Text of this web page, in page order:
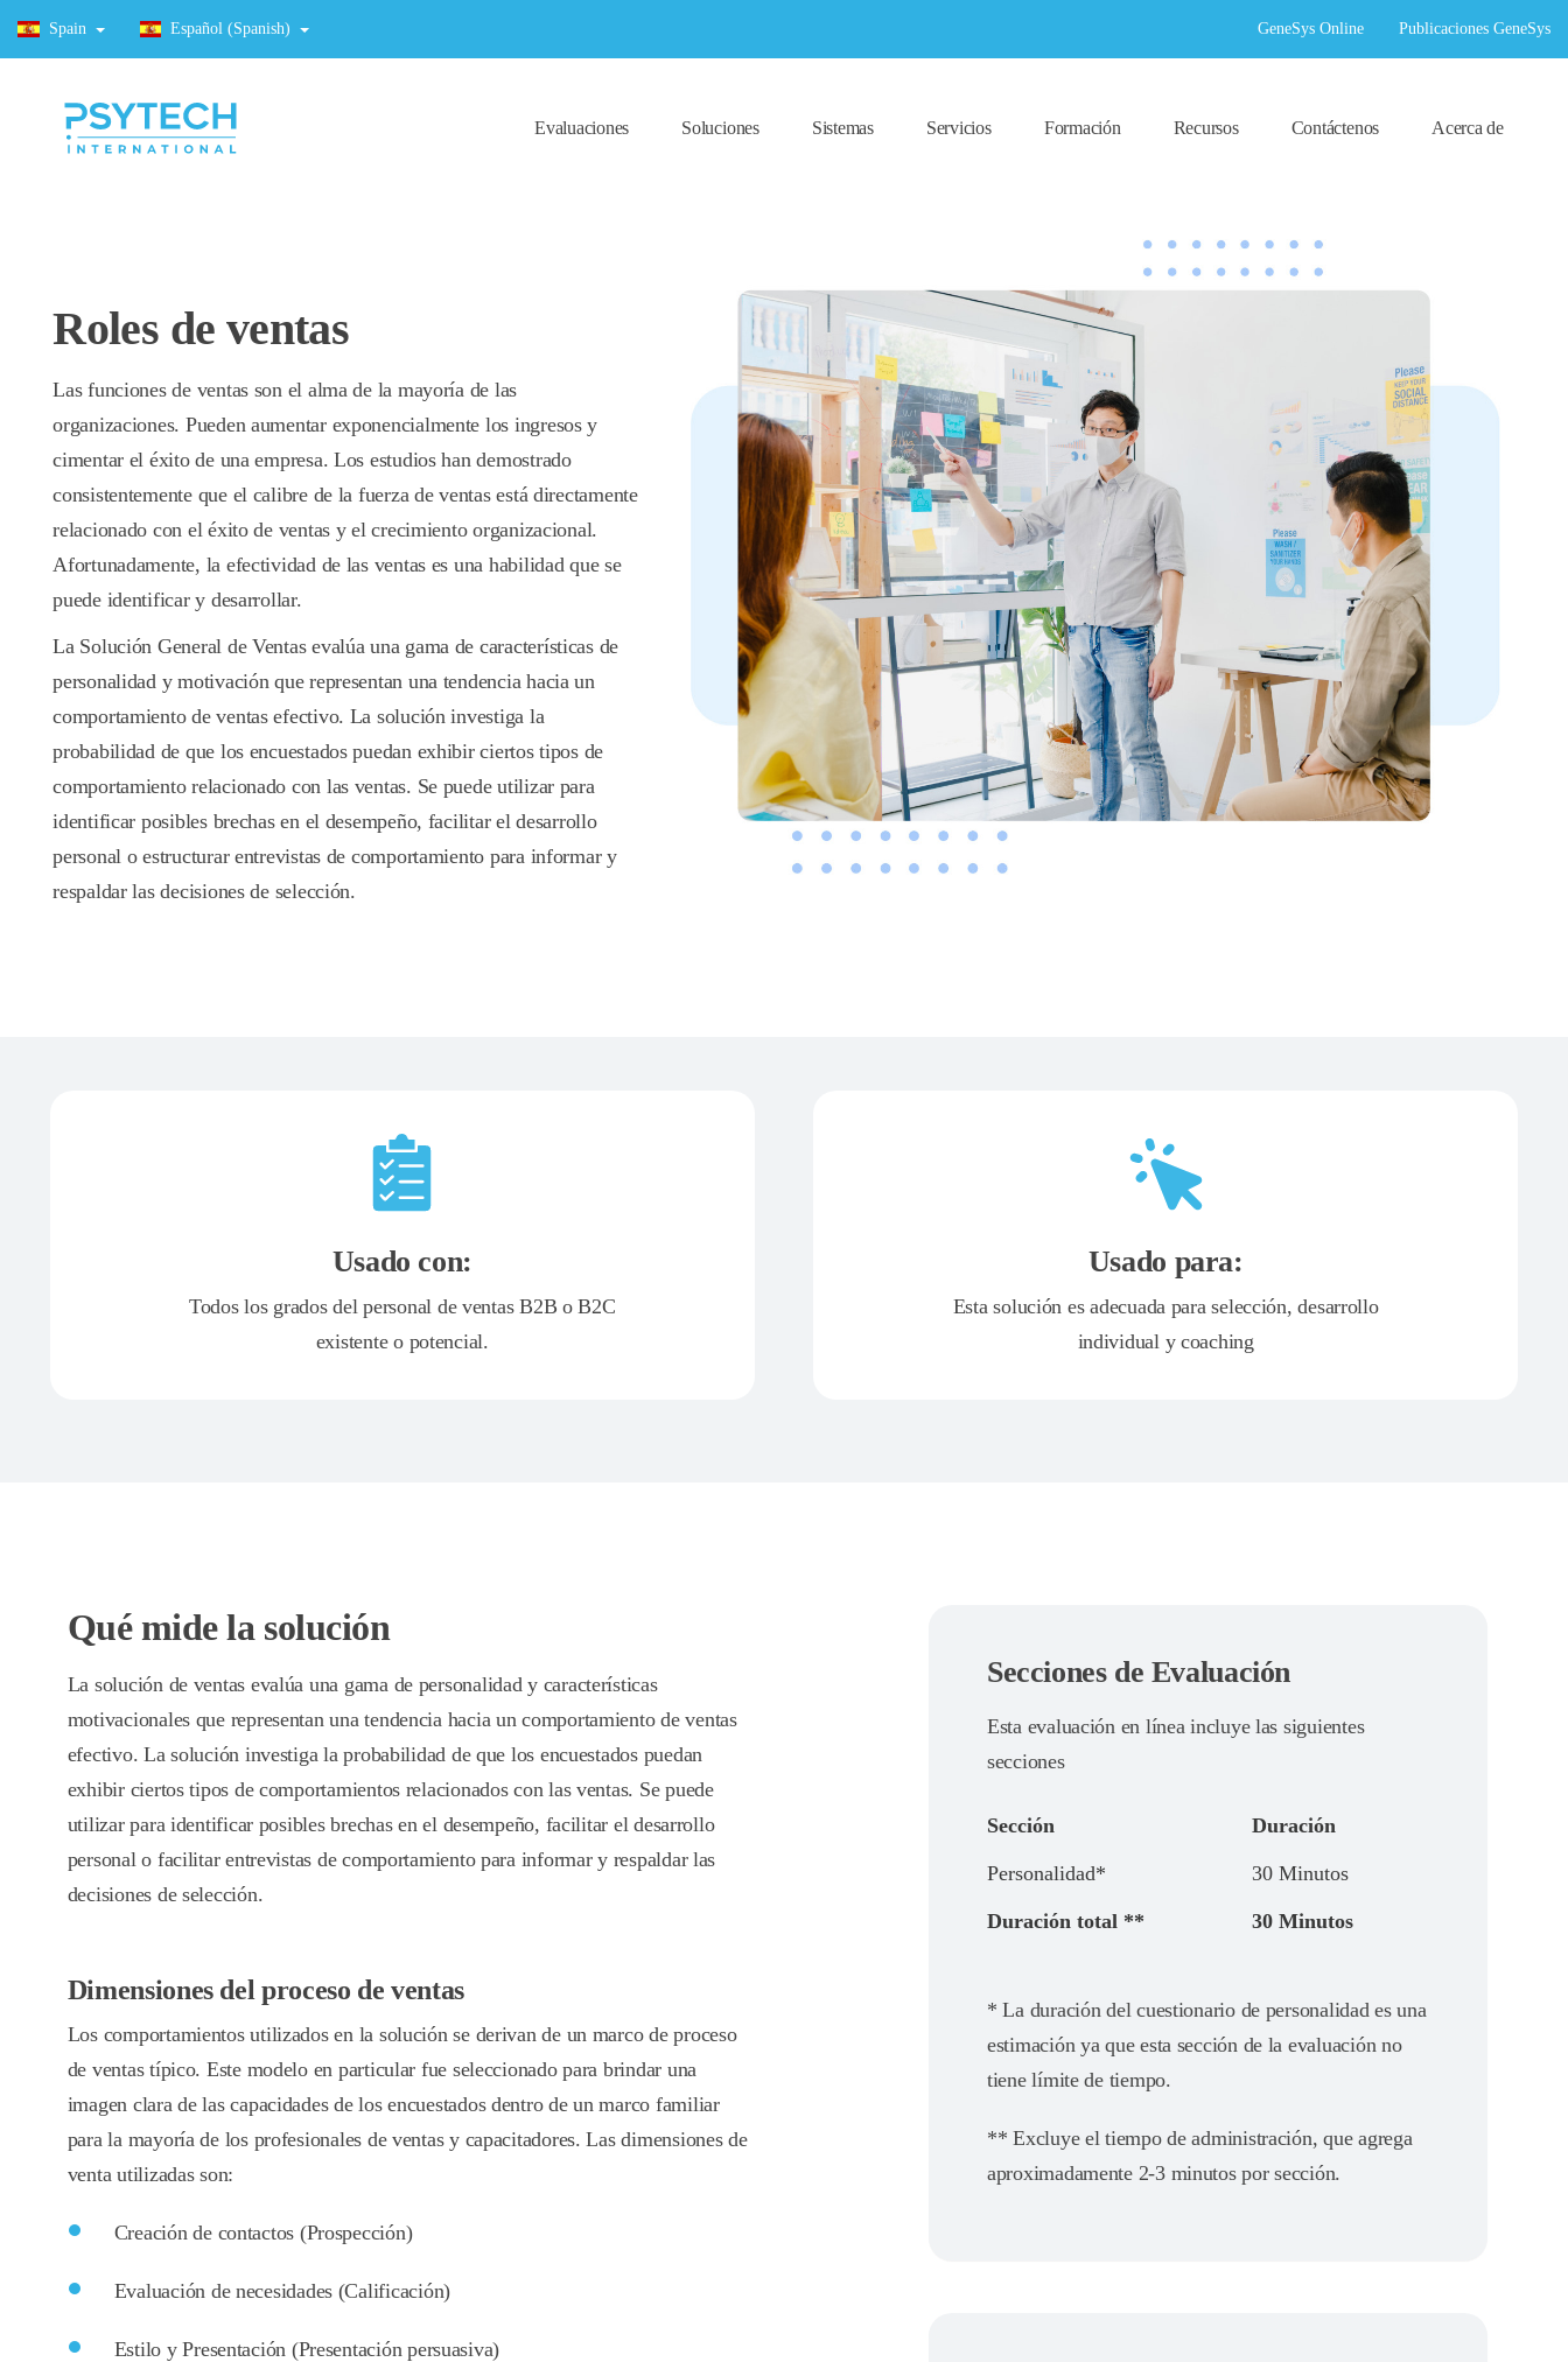
Spain Español (Spanish) GeneSys Online Publicaciones GeneSys
Evaluaciones Soluciones Sistemas Servicios Formación Recursos Contáctenos Acerca de
Roles de ventas
Las funciones de ventas son el alma de la mayoría de las
organizaciones. Pueden aumentar exponencialmente los ingresos y
cimentar el éxito de una empresa. Los estudios han demostrado
consistentemente que el calibre de la fuerza de ventas está directamente
relacionado con el éxito de ventas y el crecimiento organizacional.
Afortunadamente, la efectividad de las ventas es una habilidad que se
puede identificar y desarrollar.
La Solución General de Ventas evalúa una gama de características de
personalidad y motivación que representan una tendencia hacia un
comportamiento de ventas efectivo. La solución investiga la
probabilidad de que los encuestados puedan exhibir ciertos tipos de
comportamiento relacionado con las ventas. Se puede utilizar para
identificar posibles brechas en el desempeño, facilitar el desarrollo
personal o estructurar entrevistas de comportamiento para informar y
respaldar las decisiones de selección.
Usado con:
Todos los grados del personal de ventas B2B o B2C
existente o potencial.
Usado para:
Esta solución es adecuada para selección, desarrollo
individual y coaching
Qué mide la solución
La solución de ventas evalúa una gama de personalidad y características
motivacionales que representan una tendencia hacia un comportamiento de ventas
efectivo. La solución investiga la probabilidad de que los encuestados puedan
exhibir ciertos tipos de comportamientos relacionados con las ventas. Se puede
utilizar para identificar posibles brechas en el desempeño, facilitar el desarrollo
personal o facilitar entrevistas de comportamiento para informar y respaldar las
decisiones de selección.
Dimensiones del proceso de ventas
Los comportamientos utilizados en la solución se derivan de un marco de proceso
de ventas típico. Este modelo en particular fue seleccionado para brindar una
imagen clara de las capacidades de los encuestados dentro de un marco familiar
para la mayoría de los profesionales de ventas y capacitadores. Las dimensiones de
venta utilizadas son:
Creación de contactos (Prospección)
Evaluación de necesidades (Calificación)
Estilo y Presentación (Presentación persuasiva)
Secciones de Evaluación
Esta evaluación en línea incluye las siguientes
secciones
Sección Duración
Personalidad* 30 Minutos
Duración total ** 30 Minutos
* La duración del cuestionario de personalidad es una
estimación ya que esta sección de la evaluación no
tiene límite de tiempo.
** Excluye el tiempo de administración, que agrega
aproximadamente 2-3 minutos por sección.